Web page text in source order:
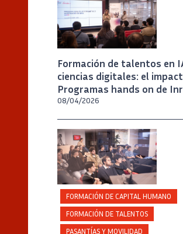
Formación de talentos en
ciencias digitales: el
Programas hands on de
08/04/2026
Crédito
Inria Chile/ Foto A. Chaparro
FORMACIÓN DE CAPITAL HUMANO
FORMACIÓN DE TALENTOS
PASANTÍAS Y MOVILIDAD